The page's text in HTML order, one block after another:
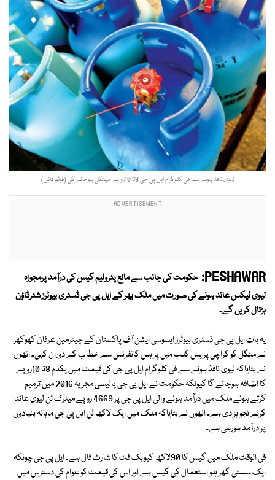
لیوی نافذ ہونے سے فی کلوگرام ایل پی جی 8تا 10روپے مہنگی ہوجائے گی (فوٹو، فائل)
PESHAWAR: حکومت کی جانب سے مائع پٹرولیم گیس کی درآمد پرمجوزہ
لیوی ٹیکس عائد ہونے کی صورت میں ملک بھر کے ایل پی جی ڈسٹری بیوٹرز شٹرڈاؤن
ہڑتال کریں گے۔
یہ بات ایل پی جی ڈسٹری بیوٹرز ایسوسی ایشن آف پاکستان کے چیئرمین عرفان کھوکھر
نے منگل کو کراچی پریس کلب میں پریس کانفرنس سے خطاب کے دوران کہی۔ انھوں
نے بتایاکہ لیوی نافذ ہونے سے فی کلوگرام ایل پی جی کی قیمت میں یکدم 8تا 10روپے
کا اضافہ ہوجائے گا کیونکہ حکومت نے ایل پی جی پالیسی مجریہ 2016 میں ترمیم
کرتے ہوئے ملک میں درآمد ہونے والی ایل پی جی پر 4669 روپے میٹرک ٹن لیوی عائد
کرنے تجویز دی ہے۔ انھوں نے بتایاکہ ملک میں ایک لاکھ ٹن ایل پی جی ماہانہ بنیادوں
پر درآمد ہورہی ہے۔
فی الوقت ملک میں گیس کا 90لاکھ کیوبک فٹ کا شارٹ فال ہے۔ ایل پی جی چونکہ
ایک سستی گھریلو استعمال کی گیس ہے اور اس کی قیمت کو عوام کی دسترس میں